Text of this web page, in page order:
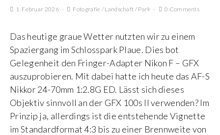
1. Februar 2026 Fotografie / Landschaft / Park 0 Comments
Das heutige graue Wetter nutzten wir zu einem
Spaziergang im Schlosspark Plaue. Dies bot
Gelegenheit den Fringer-Adapter Nikon F – GFX
auszuprobieren. Mit dabei hatte ich heute das AF-S
Nikkor 24-70mm 1:2.8G ED. Lässt sich dieses
Objektiv sinnvoll an der GFX 100s II verwenden? Im
Prinzip ja, allerdings ist die entstehende Vignette
im Standardformat 4:3 bis zu einer Brennweite von